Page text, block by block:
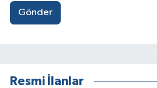
Gönder
Resmi İlanlar